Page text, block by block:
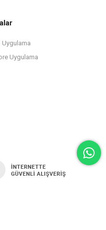
Uygulama